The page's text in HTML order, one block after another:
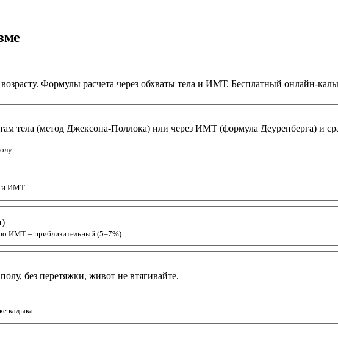
Формулы расчета через обхваты тела и ИМТ. Бесплатный онлайн-
Рассчитайте процент жировой ткани по обхватам тела (метод
и ИМТ
ИМТ – приблизительный (5–7%)
без перетяжки, живот не втягивайте.
кадыка